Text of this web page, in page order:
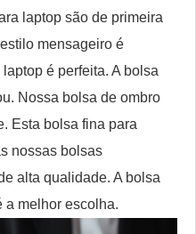
laptop são de primeira
mensageiro é
é perfeita. A bolsa
Nossa bolsa de ombro
Esta bolsa fina para
nossas bolsas
alta qualidade. A bolsa
a melhor escolha.